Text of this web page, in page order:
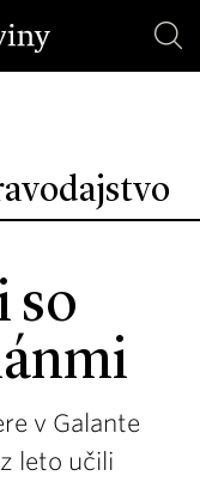
so
v Galante
leto učili